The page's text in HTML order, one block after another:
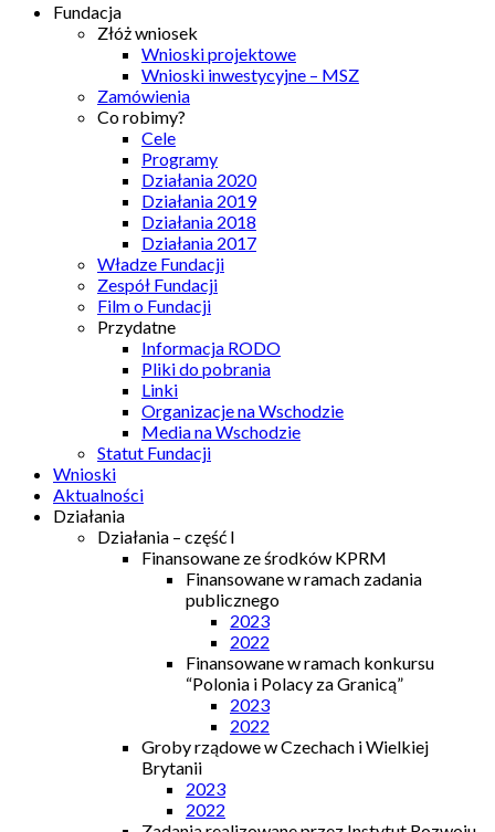
Fundacja
Złóż wniosek
Wnioski projektowe
Wnioski inwestycyjne – MSZ
Zamówienia
Co robimy?
Cele
Programy
Działania 2020
Działania 2019
Działania 2018
Działania 2017
Władze Fundacji
Zespół Fundacji
Film o Fundacji
Przydatne
Informacja RODO
Pliki do pobrania
Linki
Organizacje na Wschodzie
Media na Wschodzie
Statut Fundacji
Wnioski
Aktualności
Działania
Działania – część I
Finansowane ze środków KPRM
Finansowane w ramach zadania
publicznego
2023
2022
Finansowane w ramach konkursu
“Polonia i Polacy za Granicą”
2023
2022
Groby rządowe w Czechach i Wielkiej
Brytanii
2023
2022